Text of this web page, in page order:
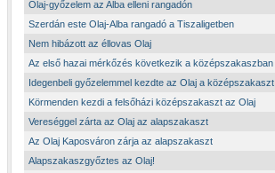
Olaj-győzelem az Alba elleni rangadón
Szerdán este Olaj-Alba rangadó a Tiszaligetben
Nem hibázott az éllovas Olaj
Az első hazai mérkőzés következik a középszakaszban
Idegenbeli győzelemmel kezdte az Olaj a középszakaszt
Körmenden kezdi a felsőházi középszakaszt az Olaj
Vereséggel zárta az Olaj az alapszakaszt
Az Olaj Kaposváron zárja az alapszakaszt
Alapszakaszgyőztes az Olaj!